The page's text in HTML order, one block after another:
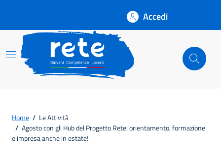
Accedi
Home / Le Attività
/ Agosto con gli Hub del Progetto Rete: orientamento, formazione
e impresa anche in estate!